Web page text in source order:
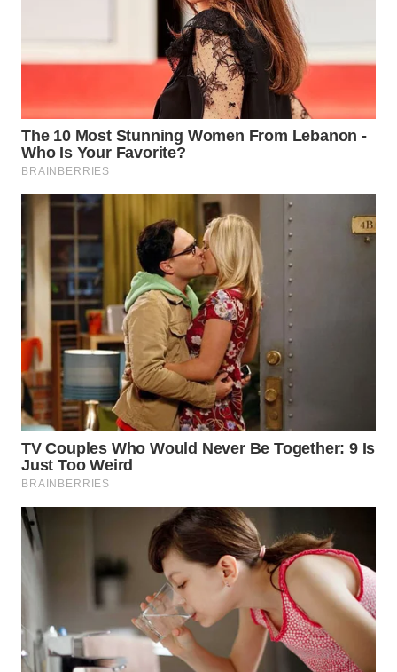
WAHANA
WAHANANEWS
ID
CO ID
WAHANANEWS
NET
WAHANA
SPORT
WAHANA
UMKM
WAHANA
SELEB
PERSONA
WAHANA
HEALTH